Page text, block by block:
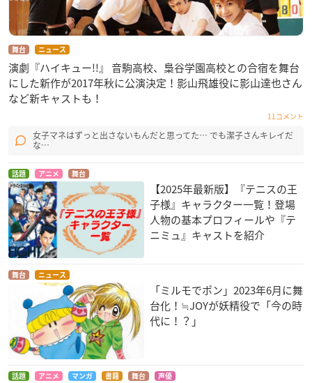
舞台 ニュース
演劇『ハイキュー!!』 音駒高校、梟谷学園高校との合宿を舞台
にした新作が2017年秋に公演決定！影山飛雄役に影山達也さん
など新キャストも！
11コメント
女子マネはずっと出さないもんだと思ってた… でも潔子さんキレイだ
な…
話題 アニメ 舞台
【2025年最新版】『テニスの王
子様』キャラクター一覧！登場
人物の基本プロフィールや『テ
ニミュ』キャストを紹介
舞台 ニュース
「ミルモでポン」2023年6月に舞
台化！≒JOYが妖精役で「今の時
代に！？」
話題 アニメ マンガ 書籍 舞台 声優